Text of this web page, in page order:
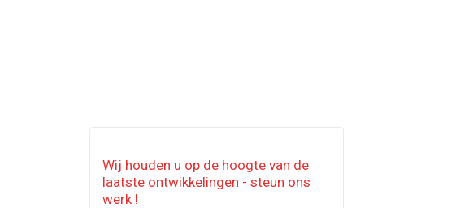
Wij houden u op de hoogte van de
laatste ontwikkelingen - steun ons
werk !